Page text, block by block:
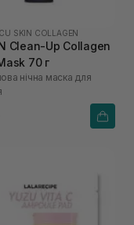
CU SKIN COLLAGEN
Сlean-Up Collagen
70 г
нічна маска для